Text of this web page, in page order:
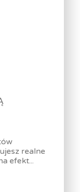
realne
efekt...